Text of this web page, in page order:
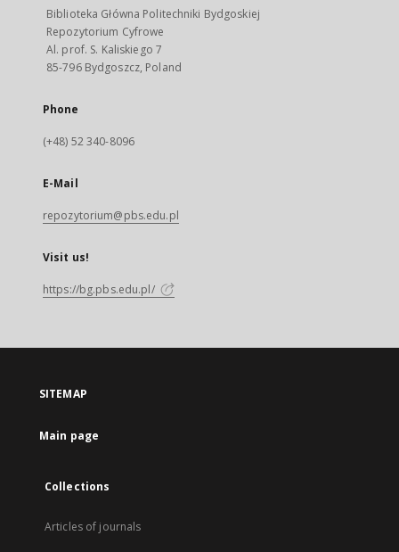
Biblioteka Główna Politechniki Bydgoskiej
Repozytorium Cyfrowe
Al. prof. S. Kaliskiego 7
85-796 Bydgoszcz, Poland
Phone
(+48) 52 340-8096
E-Mail
repozytorium@pbs.edu.pl
Visit us!
https://bg.pbs.edu.pl/
SITEMAP
Main page
Collections
Articles of journals